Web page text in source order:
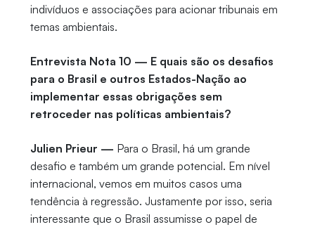
indivíduos e associações para acionar tribunais em
temas ambientais.
Entrevista Nota 10 — E quais são os desafios
para o Brasil e outros Estados-Nação ao
implementar essas obrigações sem
retroceder nas políticas ambientais?
Julien Prieur — Para o Brasil, há um grande
desafio e também um grande potencial. Em nível
internacional, vemos em muitos casos uma
tendência à regressão. Justamente por isso, seria
interessante que o Brasil assumisse o papel de